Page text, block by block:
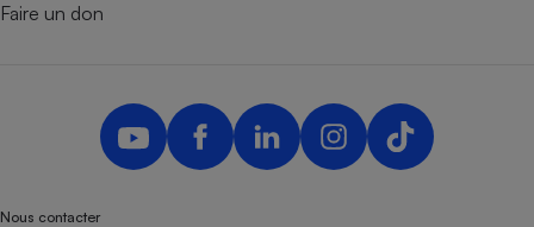
Faire un don
Nous contacter